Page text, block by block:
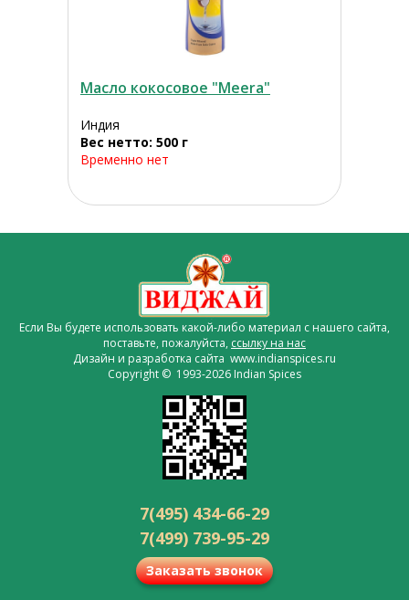
Масло кокосовое "Meera"
Индия
Вес нетто: 500 г
Временно нет
Если Вы будете использовать какой-либо материал с нашего сайта,
поставьте, пожалуйста, ссылку на нас
Дизайн и разработка сайта www.indianspices.ru
Copyright © 1993-2026 Indian Spices
7(495) 434-66-29
7(499) 739-95-29
Заказать звонок